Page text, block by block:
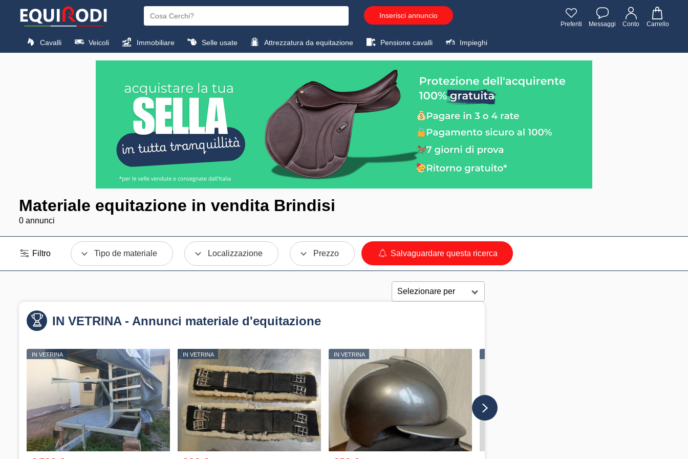
Inserisci annuncio
Preferiti Messaggi Conto Carrello
Cavalli Veicoli Immobiliare Selle usate Attrezzatura da equitazione Pensione cavalli Impieghi
Materiale equitazione in vendita Brindisi
0 annunci
Filtro Tipo de materiale Localizzazione Prezzo Salvaguardare questa ricerca
IN VETRINA - Annunci materiale d'equitazione
IN VETRINA IN VETRINA IN VETRINA